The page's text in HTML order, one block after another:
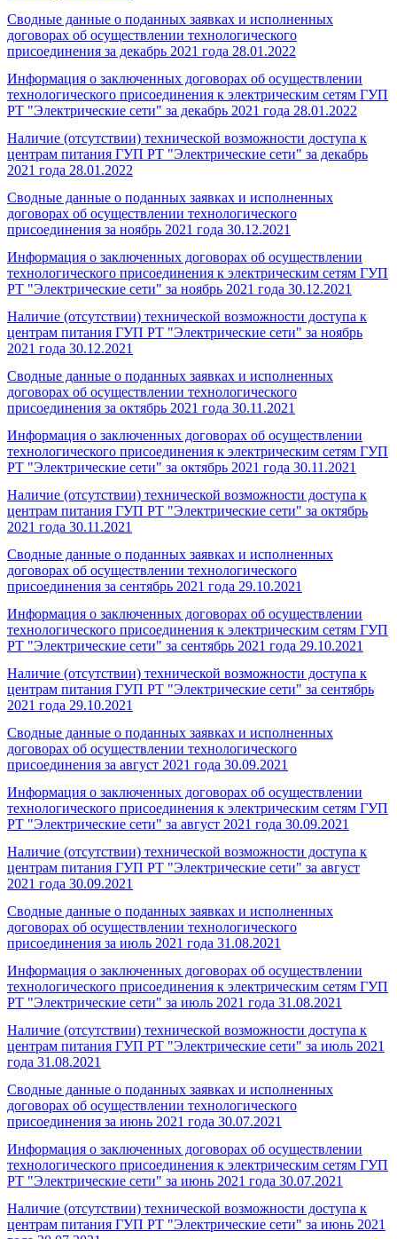
Сводные данные о поданных заявках и исполненных
договорах об осуществлении технологического
присоединения за декабрь 2021 года 28.01.2022
Информация о заключенных договорах об осуществлении
технологического присоединения к электрическим сетям ГУП
РТ "Электрические сети" за декабрь 2021 года 28.01.2022
Наличие (отсутствии) технической возможности доступа к
центрам питания ГУП РТ "Электрические сети" за декабрь
2021 года 28.01.2022
Сводные данные о поданных заявках и исполненных
договорах об осуществлении технологического
присоединения за ноябрь 2021 года 30.12.2021
Информация о заключенных договорах об осуществлении
технологического присоединения к электрическим сетям ГУП
РТ "Электрические сети" за ноябрь 2021 года 30.12.2021
Наличие (отсутствии) технической возможности доступа к
центрам питания ГУП РТ "Электрические сети" за ноябрь
2021 года 30.12.2021
Сводные данные о поданных заявках и исполненных
договорах об осуществлении технологического
присоединения за октябрь 2021 года 30.11.2021
Информация о заключенных договорах об осуществлении
технологического присоединения к электрическим сетям ГУП
РТ "Электрические сети" за октябрь 2021 года 30.11.2021
Наличие (отсутствии) технической возможности доступа к
центрам питания ГУП РТ "Электрические сети" за октябрь
2021 года 30.11.2021
Сводные данные о поданных заявках и исполненных
договорах об осуществлении технологического
присоединения за сентябрь 2021 года 29.10.2021
Информация о заключенных договорах об осуществлении
технологического присоединения к электрическим сетям ГУП
РТ "Электрические сети" за сентябрь 2021 года 29.10.2021
Наличие (отсутствии) технической возможности доступа к
центрам питания ГУП РТ "Электрические сети" за сентябрь
2021 года 29.10.2021
Сводные данные о поданных заявках и исполненных
договорах об осуществлении технологического
присоединения за август 2021 года 30.09.2021
Информация о заключенных договорах об осуществлении
технологического присоединения к электрическим сетям ГУП
РТ "Электрические сети" за август 2021 года 30.09.2021
Наличие (отсутствии) технической возможности доступа к
центрам питания ГУП РТ "Электрические сети" за август
2021 года 30.09.2021
Сводные данные о поданных заявках и исполненных
договорах об осуществлении технологического
присоединения за июль 2021 года 31.08.2021
Информация о заключенных договорах об осуществлении
технологического присоединения к электрическим сетям ГУП
РТ "Электрические сети" за июль 2021 года 31.08.2021
Наличие (отсутствии) технической возможности доступа к
центрам питания ГУП РТ "Электрические сети" за июль 2021
года 31.08.2021
Сводные данные о поданных заявках и исполненных
договорах об осуществлении технологического
присоединения за июнь 2021 года 30.07.2021
Информация о заключенных договорах об осуществлении
технологического присоединения к электрическим сетям ГУП
РТ "Электрические сети" за июнь 2021 года 30.07.2021
Наличие (отсутствии) технической возможности доступа к
центрам питания ГУП РТ "Электрические сети" за июнь 2021